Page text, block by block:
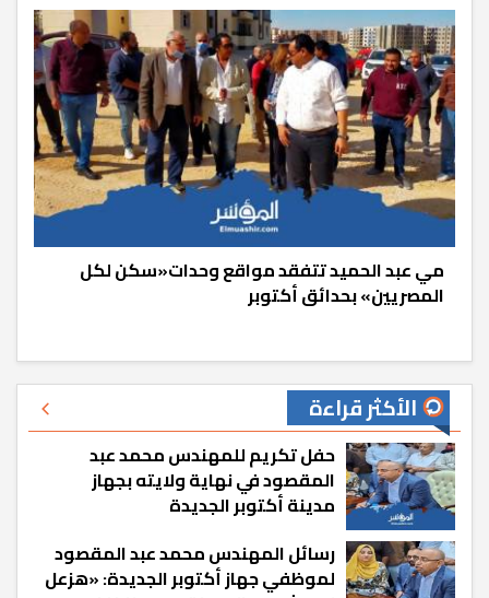
مي عبد الحميد تتفقد مواقع وحدات«سكن لكل
المصريين» بحدائق أكتوبر
الأكثر قراءة
حفل تكريم للمهندس محمد عبد
المقصود في نهاية ولايته بجهاز
مدينة أكتوبر الجديدة
رسائل المهندس محمد عبد المقصود
لموظفي جهاز أكتوبر الجديدة: «هزعل